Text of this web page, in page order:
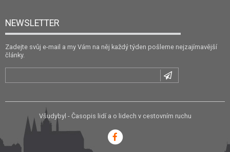
NEWSLETTER
Zadejte svůj e-mail a my Vám na něj každý týden pošleme nejzajímavější
články.
Všudybyl - Časopis lidí a o lidech v cestovním ruchu